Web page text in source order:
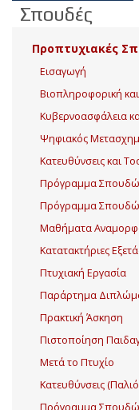
Σπουδές
Προπτυχιακές
Εισαγωγή
Βιοπληροφορική
Κυβερνοασφάλεια
Ψηφιακός
Κατευθύνσεις και
Πρόγραμμα
Πρόγραμμα
Μαθήματα
Κατατακτήριες
Πτυχιακή Εργασία
Παράρτημα
Πρακτική Άσκηση
Πιστοποίηση
Μετά το Πτυχίο
Κατευθύνσεις